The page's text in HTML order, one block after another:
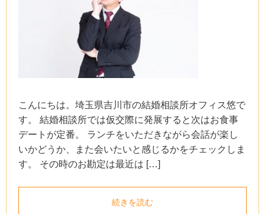
こんにちは。埼玉県吉川市の結婚相談所オフィス悠で
す。 結婚相談所では仮交際に発展すると次はお食事
デートが定番。 ランチをいただきながら会話が楽し
いかどうか、また会いたいと感じるかをチェックしま
す。 その時のお勘定は最近は […]
続きを読む